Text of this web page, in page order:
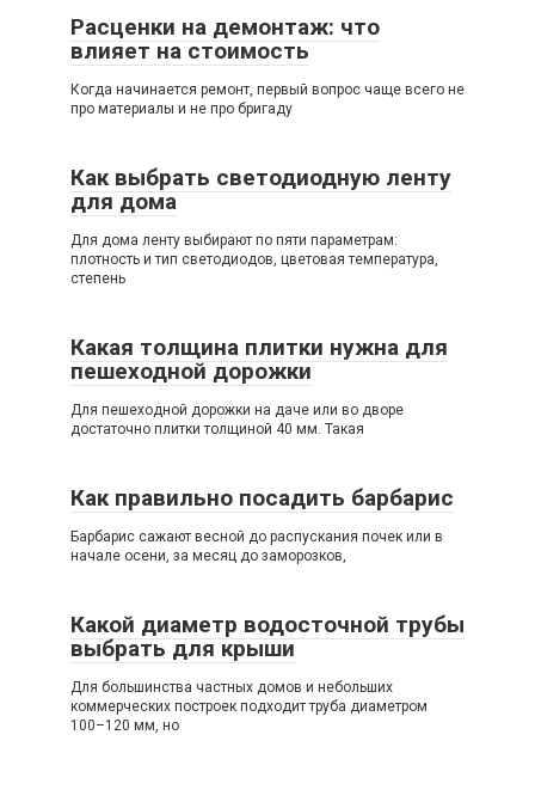
Расценки на демонтаж: что
влияет на стоимость
Когда начинается ремонт, первый вопрос чаще всего не
про материалы и не про бригаду
Как выбрать светодиодную ленту
для дома
Для дома ленту выбирают по пяти параметрам:
плотность и тип светодиодов, цветовая температура,
степень
Какая толщина плитки нужна для
пешеходной дорожки
Для пешеходной дорожки на даче или во дворе
достаточно плитки толщиной 40 мм. Такая
Как правильно посадить барбарис
Барбарис сажают весной до распускания почек или в
начале осени, за месяц до заморозков,
Какой диаметр водосточной трубы
выбрать для крыши
Для большинства частных домов и небольших
коммерческих построек подходит труба диаметром
100–120 мм, но